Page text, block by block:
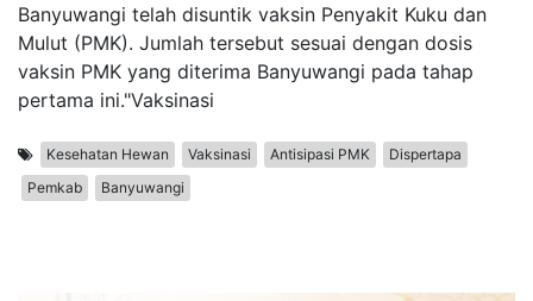
Banyuwangi telah disuntik vaksin Penyakit Kuku dan
Mulut (PMK). Jumlah tersebut sesuai dengan dosis
vaksin PMK yang diterima Banyuwangi pada tahap
pertama ini."Vaksinasi
Kesehatan Hewan Vaksinasi Antisipasi PMK
Dispertapa
Pemkab
Banyuwangi